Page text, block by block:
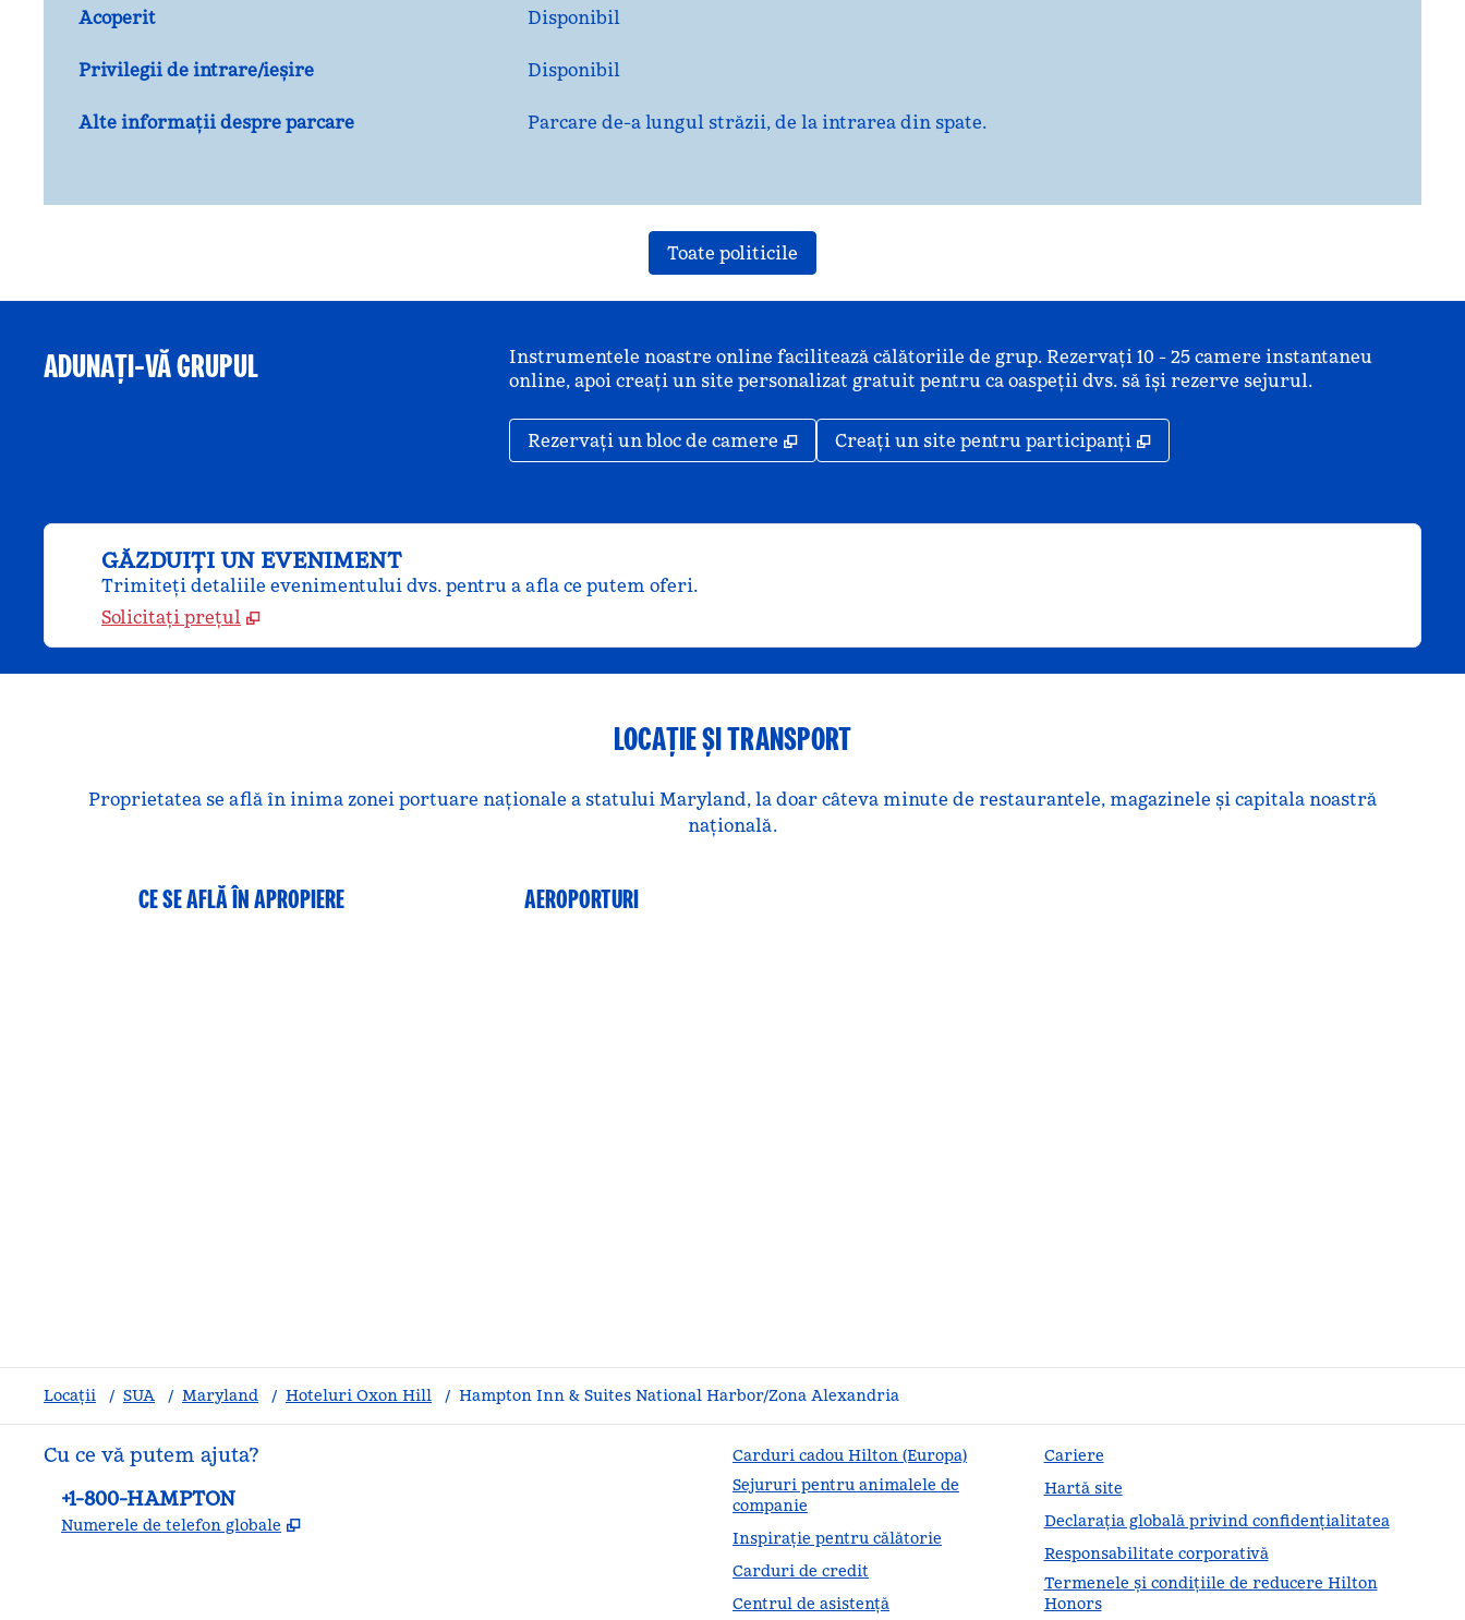
Acoperit Disponibil
Privilegii de intrare/ieșire Disponibil
Alte informații despre parcare Parcare de-a lungul străzii, de la intrarea din spate.
Toate politicile
ADUNAȚI-VĂ GRUPUL
Instrumentele noastre online facilitează călătoriile de grup. Rezervați 10 - 25 camere instantaneu
online, apoi creați un site personalizat gratuit pentru ca oaspeții dvs. să își rezerve sejurul.
Rezervați un bloc de camere , Deschide o filă nouă
Creați un site pentru participanți ,
GĂZDUIȚI UN EVENIMENT
Trimiteți detaliile evenimentului dvs. pentru a afla ce putem oferi.
Solicitați prețul
LOCAȚIE ȘI TRANSPORT
Proprietatea se află în inima zonei portuare naționale a statului Maryland, la doar câteva minute de restaurantele, magazinele și capitala noastră
națională.
CE SE AFLĂ ÎN APROPIERE AEROPORTURI
Locații / SUA / Maryland / Hoteluri Oxon Hill / Hampton Inn & Suites National Harbor/Zona Alexandria
Cu ce vă putem ajuta?
Telefon:
+1-800-HAMPTON
Numerele de telefon globale ,
Carduri cadou Hilton (Europa)
Sejururi pentru animalele de
companie
Inspirație pentru călătorie
Carduri de credit
Centrul de asistență
Cariere
Hartă site
Declarația globală privind confidenţialitatea
Responsabilitate corporativă
Termenele și condițiile de reducere Hilton
Honors